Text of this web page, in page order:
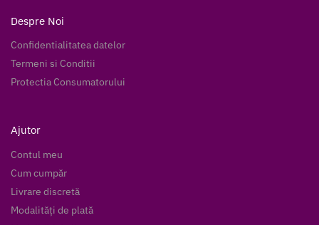
Despre Noi
Confidentialitatea datelor
Termeni si Conditii
Protectia Consumatorului
Ajutor
Contul meu
Cum cumpăr
Livrare discretă
Modalități de plată